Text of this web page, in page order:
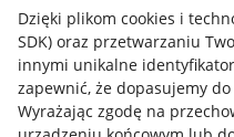
Dzięki plikom cookies i
SDK) oraz przetwarzaniu
innymi unikalne
zapewnić, że dopasujemy
Wyrażając zgodę na